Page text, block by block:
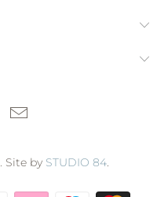
. Site by STUDIO 84.